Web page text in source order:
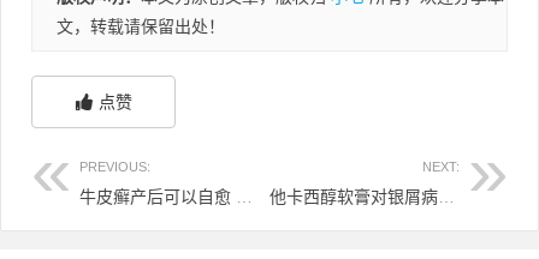
文，转载请保留出处！
点赞
PREVIOUS: NEXT:
他卡西醇软膏对银屑病有效吗 他卡西醇软膏治疗白斑的原理